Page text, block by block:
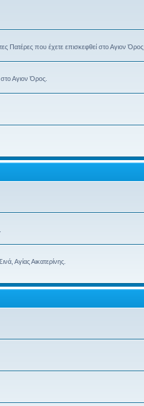
Πατέρες που έχετε επισκεφθεί στο Αγιον Όρος
στο Αγιον Όρος.
Αγίας Αικατερίνης.